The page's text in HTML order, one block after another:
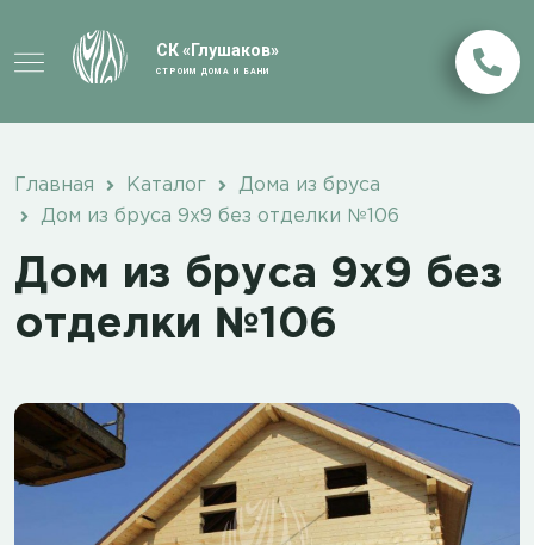
СК «Глушаков»
СТРОИМ ДОМА И БАНИ
Главная Каталог
Дома из бруса
Дом из бруса 9х9 без отделки №106
Дом из бруса 9х9 без
отделки №106